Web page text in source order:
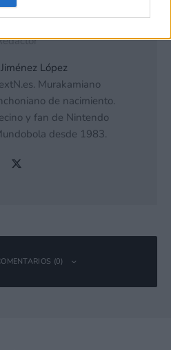
López
Murakamiano
de nacimiento.
y fan de Nintendo
desde 1983.
(0)